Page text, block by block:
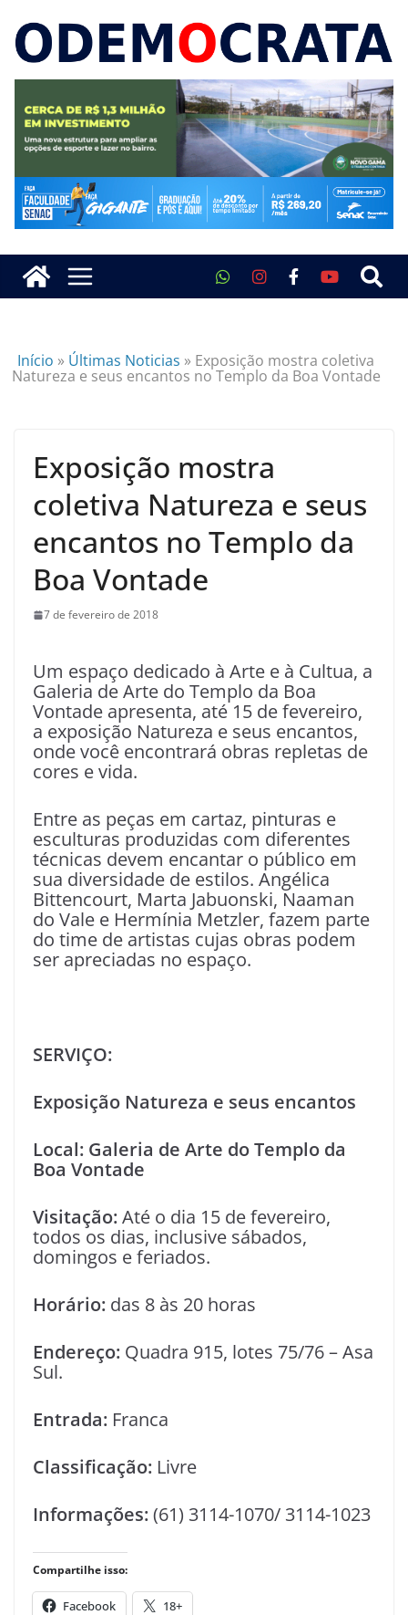
Início » Últimas Noticias » Exposição mostra coletiva
Natureza e seus encantos no Templo da Boa Vontade
Exposição mostra
coletiva Natureza e seus
encantos no Templo da
Boa Vontade
7 de fevereiro de 2018
Um espaço dedicado à Arte e à Cultua, a
Galeria de Arte do Templo da Boa
Vontade apresenta, até 15 de fevereiro,
a exposição Natureza e seus encantos,
onde você encontrará obras repletas de
cores e vida.
Entre as peças em cartaz, pinturas e
esculturas produzidas com diferentes
técnicas devem encantar o público em
sua diversidade de estilos. Angélica
Bittencourt, Marta Jabuonski, Naaman
do Vale e Hermínia Metzler, fazem parte
do time de artistas cujas obras podem
ser apreciadas no espaço.
SERVIÇO:
Exposição Natureza e seus encantos
Local: Galeria de Arte do Templo da
Boa Vontade
Visitação:Até o dia 15 de fevereiro,
todos os dias, inclusive sábados,
domingos e feriados.
Horário: das 8 às 20 horas
Endereço: Quadra 915, lotes 75/76 – Asa
Sul.
Entrada: Franca
Classificação: Livre
Informações:(61) 3114-1070/ 3114-1023
Compartilhe isso:
Facebook 18+